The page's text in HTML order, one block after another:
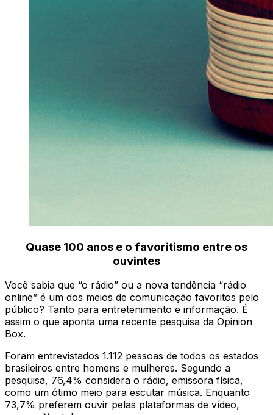
Quase 100 anos e o favoritismo entre os
ouvintes
Você sabia que “o rádio” ou a nova tendência “rádio
online” é um dos meios de comunicação favoritos pelo
público? Tanto para entretenimento e informação. É
assim o que aponta uma recente pesquisa da Opinion
Box.
Foram entrevistados 1.112 pessoas de todos os estados
brasileiros entre homens e mulheres. Segundo a
pesquisa, 76,4% considera o rádio, emissora física,
como um ótimo meio para escutar música. Enquanto
73,7% preferem ouvir pelas plataformas de vídeo,